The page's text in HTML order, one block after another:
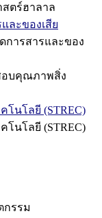
ตร์ฮาลาล
ละของเสีย
การสารและของ
อบคุณภาพสิ่ง
โนโลยี (STREC)
โนโลยี (STREC)
กรรม